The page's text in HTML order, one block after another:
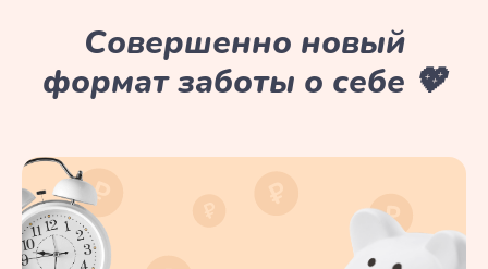
Совершенно новый
формат заботы о себе 💖